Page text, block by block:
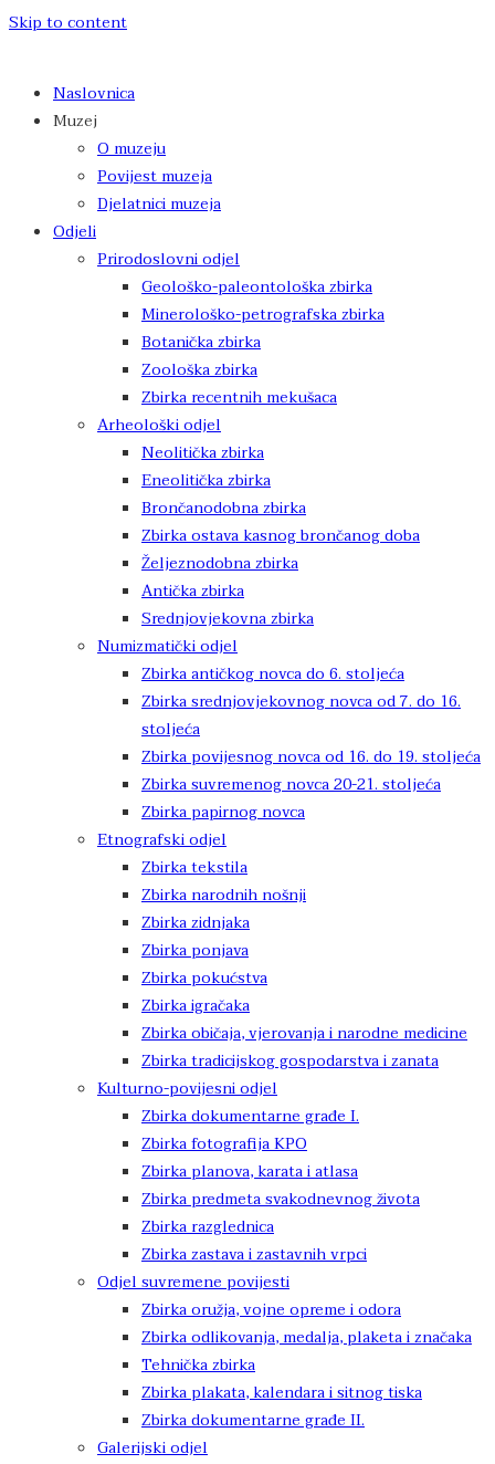
Skip to content
Naslovnica
Muzej
O muzeju
Povijest muzeja
Djelatnici muzeja
Odjeli
Prirodoslovni odjel
Geološko-paleontološka zbirka
Minerološko-petrografska zbirka
Botanička zbirka
Zoološka zbirka
Zbirka recentnih mekušaca
Arheološki odjel
Neolitička zbirka
Eneolitička zbirka
Brončanodobna zbirka
Zbirka ostava kasnog brončanog doba
Željeznodobna zbirka
Antička zbirka
Srednjovjekovna zbirka
Numizmatički odjel
Zbirka antičkog novca do 6. stoljeća
Zbirka srednjovjekovnog novca od 7. do 16.
stoljeća
Zbirka povijesnog novca od 16. do 19. stoljeća
Zbirka suvremenog novca 20-21. stoljeća
Zbirka papirnog novca
Etnografski odjel
Zbirka tekstila
Zbirka narodnih nošnji
Zbirka zidnjaka
Zbirka ponjava
Zbirka pokućstva
Zbirka igračaka
Zbirka običaja, vjerovanja i narodne medicine
Zbirka tradicijskog gospodarstva i zanata
Kulturno-povijesni odjel
Zbirka dokumentarne građe I.
Zbirka fotografija KPO
Zbirka planova, karata i atlasa
Zbirka predmeta svakodnevnog života
Zbirka razglednica
Zbirka zastava i zastavnih vrpci
Odjel suvremene povijesti
Zbirka oružja, vojne opreme i odora
Zbirka odlikovanja, medalja, plaketa i značaka
Tehnička zbirka
Zbirka plakata, kalendara i sitnog tiska
Zbirka dokumentarne građe II.
Galerijski odjel